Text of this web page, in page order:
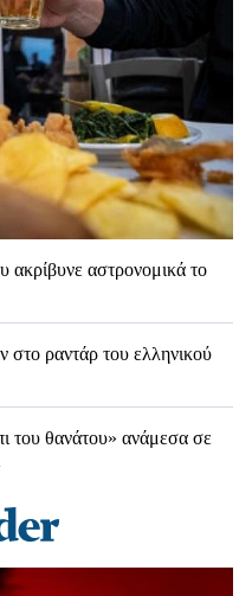
ακρίβυνε αστρονομικά το
στο ραντάρ του ελληνικού
του θανάτου» ανάμεσα σε